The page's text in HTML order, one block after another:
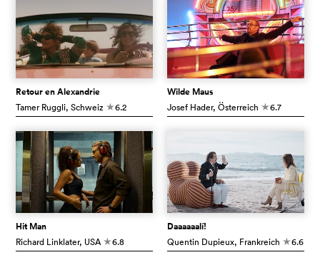
Retour en Alexandrie
Tamer Ruggli, Schweiz c6.2
Wilde Maus
Josef Hader, Österreich c6.7
Hit Man
Richard Linklater, USA c6.8
Daaaaaalí!
Quentin Dupieux, Frankreich c6.6